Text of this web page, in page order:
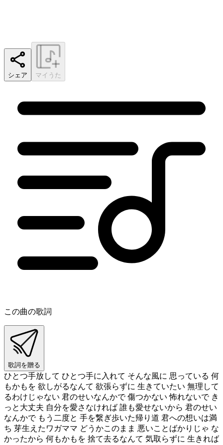
シェア マイうた
この曲の歌詞
歌詞を贈る
ひとつ手放して ひとつ手に入れて そんな風に 思っている 何
もかもを 欲しがるなんて 欲張らずに 生きていたい 無理して
るわけじゃない 君のせいなんかで 傷つかない 怖れないで き
っと大丈夫 自分を愛さなければ 誰も愛せないから 君のせい
なんかで もう二度と 手を繋ぎ歩いた帰り道 君への想いは満
ち 芽生えたワガママ どうかこのまま 悪いことばかりじゃ な
かったから 何もかもを 捨て去るなんて 気取らずに 生きれば